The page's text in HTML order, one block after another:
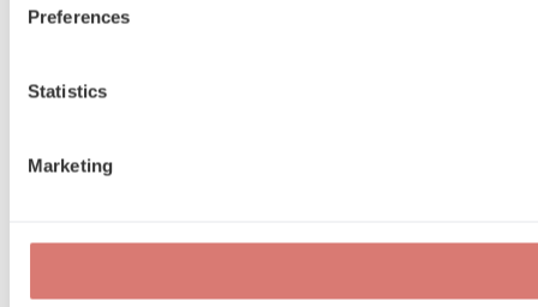
Preferences
Statistics
Marketing